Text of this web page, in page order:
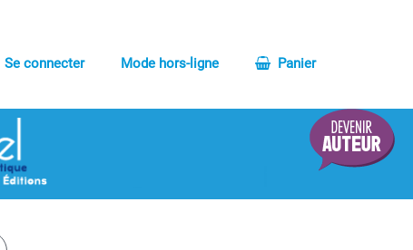
Se connecter Mode hors-ligne Panier